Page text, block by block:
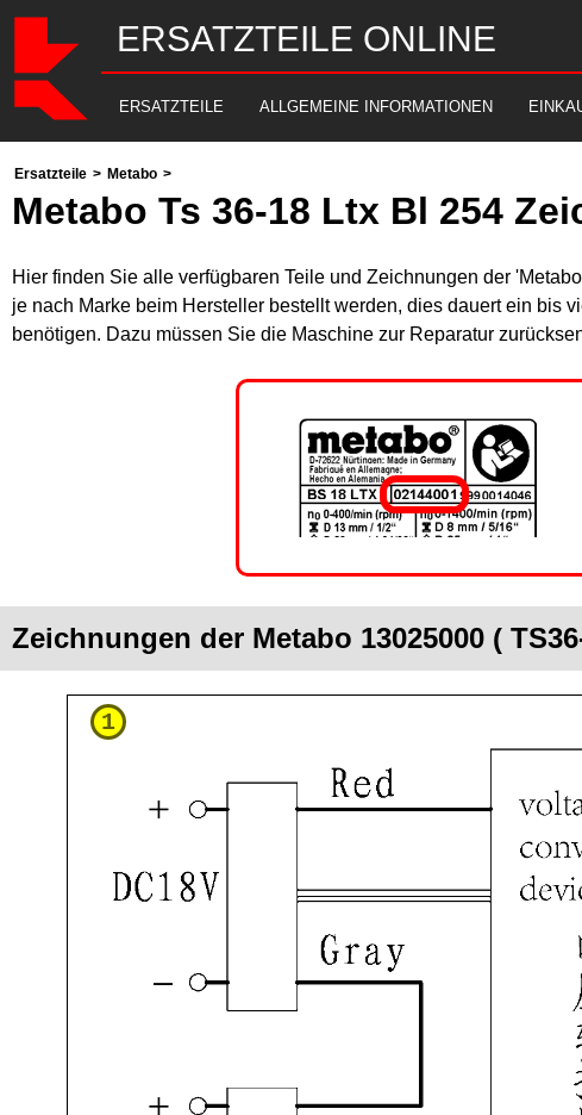
ERSATZTEILE ONLINE
ERSATZTEILE ALLGEMEINE INFORMATIONEN
Ersatzteile > Metabo >
Metabo Ts 36-18 Ltx Bl 254
Hier finden Sie alle verfügbaren Teile und Zeichnungen der
je nach Marke beim Hersteller bestellt werden, dies dauert ein bis
benötigen. Dazu müssen Sie die Maschine zur Reparatur
Zeichnungen der Metabo 13025000 (
1